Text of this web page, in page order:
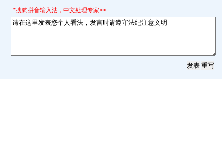
*搜狗拼音输入法，中文处理专家>>